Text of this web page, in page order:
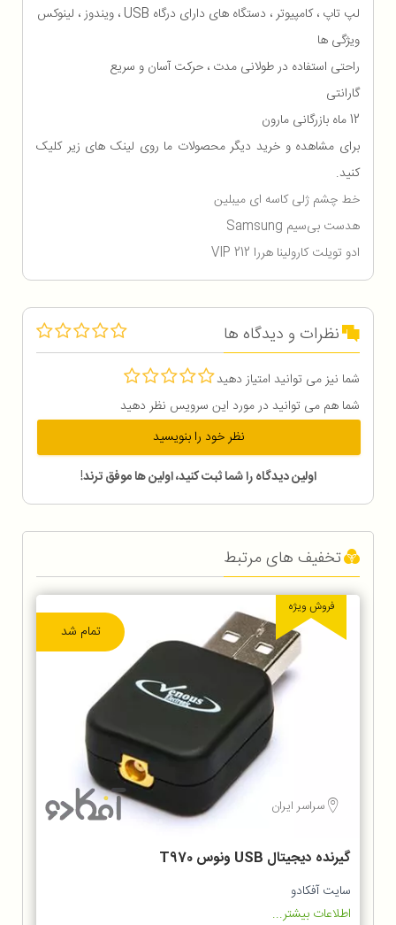
لپ تاپ ، کامپیوتر ، دستگاه های دارای درگاه USB ، ویندوز ، لینوکس
ویژگی ها
راحتی استفاده در طولانی مدت ، حرکت آسان و سریع
گارانتی
12 ماه بازرگانی مارون
برای مشاهده و خرید دیگر محصولات ما روی لینک های زیر کلیک
کنید.
خط چشم ژلی کاسه ای میبلین
هدست بی‌سیم Samsung
ادو تویلت کارولینا هررا 212 VIP
نظرات و دیدگاه ها
شما نیز می توانید امتیاز دهید
شما هم می توانید در مورد این سرویس نظر دهید
نظر خود را بنویسید
اولین دیدگاه را شما ثبت کنید، اولین ها موفق ترند!
تخفیف های مرتبط
تمام شد
فروش ویژه
سراسر ایران
گیرنده دیجیتال USB ونوس T970
سایت آفکادو
اطلاعات بیشتر...